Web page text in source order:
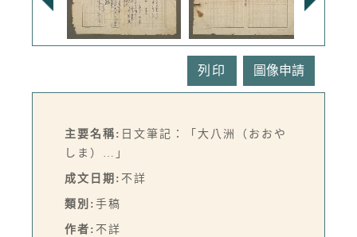
列印
主要名稱: 日文筆記：「大八洲（おおや
しま）…」
成文日期: 不詳
類別: 手稿
作者: 不詳